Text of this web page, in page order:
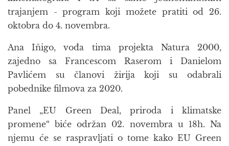
trajanjem - program koji možete pratiti od 26.
oktobra do 4. novembra.
Ana Iñigo, vođa tima projekta Natura 2000,
zajedno sa Francescom Raserom i Danielom
Pavlićem su članovi žirija koji su odabrali
pobednike filmova za 2020.
Panel „EU Green Deal, priroda i klimatske
promene“ biće održan 02. novembra u 18h. Na
njemu će se raspravljati o tome kako EU Green